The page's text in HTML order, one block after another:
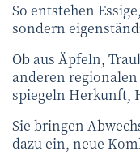
So entstehen
sondern
Ob aus Äpfeln,
anderen
spiegeln Herkunft,
Sie bringen
dazu ein, neue